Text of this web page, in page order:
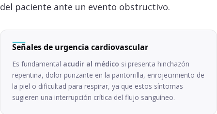
del paciente ante un evento obstructivo.
Señales de urgencia cardiovascular
Es fundamental acudir al médico si presenta hinchazón
repentina, dolor punzante en la pantorrilla, enrojecimiento de
la piel o dificultad para respirar, ya que estos síntomas
sugieren una interrupción crítica del flujo sanguíneo.